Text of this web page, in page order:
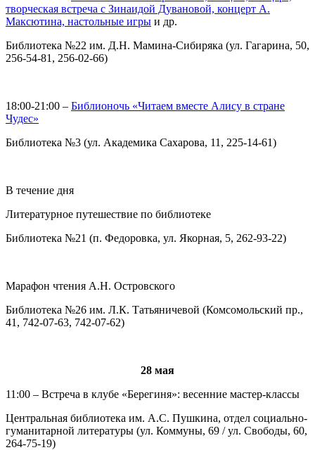
творческая встреча с Зинаидой Дувановой, концерт А.
Максютина, настольные игры и др.
Библиотека №22 им. Д.Н. Мамина-Сибиряка (ул. Гагарина, 50,
256-54-81, 256-02-66)
18:00-21:00 – Библионочь «Читаем вместе Алису в стране
Чудес»
Библиотека №3 (ул. Академика Сахарова, 11, 225-14-61)
В течение дня
Литературное путешествие по библиотеке
Библиотека №21 (п. Федоровка, ул. Якорная, 5, 262-93-22)
Марафон чтения А.Н. Островского
Библиотека №26 им. Л.К. Татьяничевой (Комсомольский пр.,
41, 742-07-63, 742-07-62)
28 мая
11:00 – Встреча в клубе «Берегиня»: весенние мастер-классы
Центральная библиотека им. А.С. Пушкина, отдел социально-
гуманитарной литературы (ул. Коммуны, 69 / ул. Свободы, 60,
264-75-19)